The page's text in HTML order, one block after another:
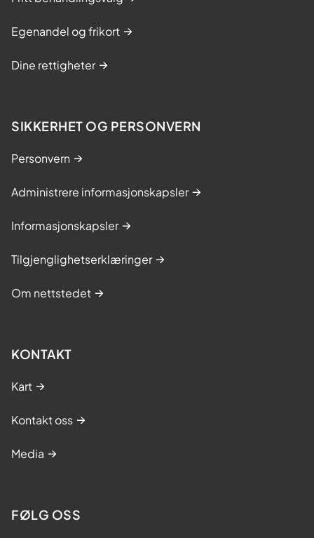
Egenandel og frikort
Dine rettigheter
SIKKERHET OG PERSONVERN
Personvern
Administrere informasjonskapsler
Informasjonskapsler
Tilgjenglighetserklæringer
Om nettstedet
KONTAKT
Kart
Kontakt oss
Media
FØLG OSS